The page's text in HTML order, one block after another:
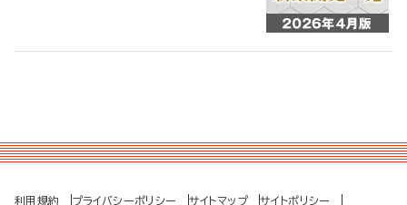
利用規約 プライバシーポリシー サイトマップ サイトポリシー